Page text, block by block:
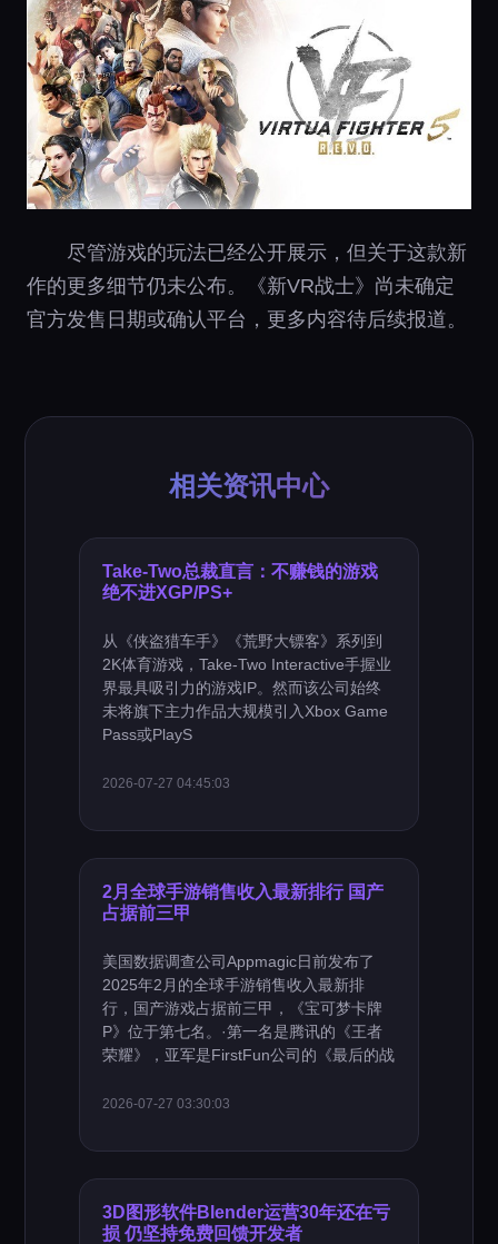
尽管游戏的玩法已经公开展示，但关于这款新
作的更多细节仍未公布。《新VR战士》尚未确定
官方发售日期或确认平台，更多内容待后续报道。
相关资讯中心
Take-Two总裁直言：不赚钱的游戏
绝不进XGP/PS+
从《侠盗猎车手》《荒野大镖客》系列到
2K体育游戏，Take-Two Interactive手握业
界最具吸引力的游戏IP。然而该公司始终
未将旗下主力作品大规模引入Xbox Game
Pass或PlayS
2026-07-27 04:45:03
2月全球手游销售收入最新排行 国产
占据前三甲
美国数据调查公司Appmagic日前发布了
2025年2月的全球手游销售收入最新排
行，国产游戏占据前三甲，《宝可梦卡牌
P》位于第七名。·第一名是腾讯的《王者
荣耀》，亚军是FirstFun公司的《最后的战
2026-07-27 03:30:03
3D图形软件Blender运营30年还在亏
损 仍坚持免费回馈开发者